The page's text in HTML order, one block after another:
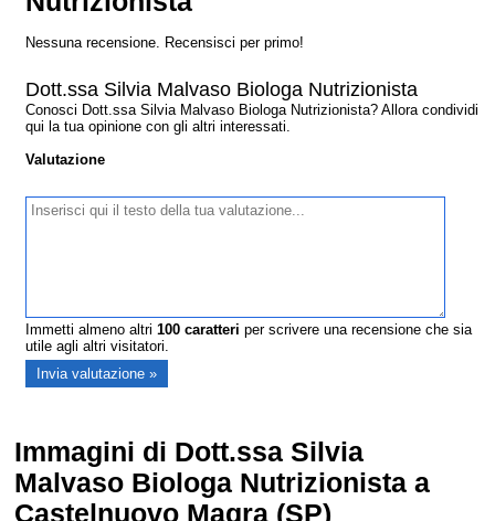
Nessuna recensione. Recensisci per primo!
Dott.ssa Silvia Malvaso Biologa Nutrizionista
Conosci Dott.ssa Silvia Malvaso Biologa Nutrizionista? Allora condividi
qui la tua opinione con gli altri interessati.
Valutazione
Immetti almeno altri100 caratteri per scrivere una recensione che sia
utile agli altri visitatori.
Immagini di Dott.ssa Silvia
Malvaso Biologa Nutrizionista a
Castelnuovo Magra (SP)